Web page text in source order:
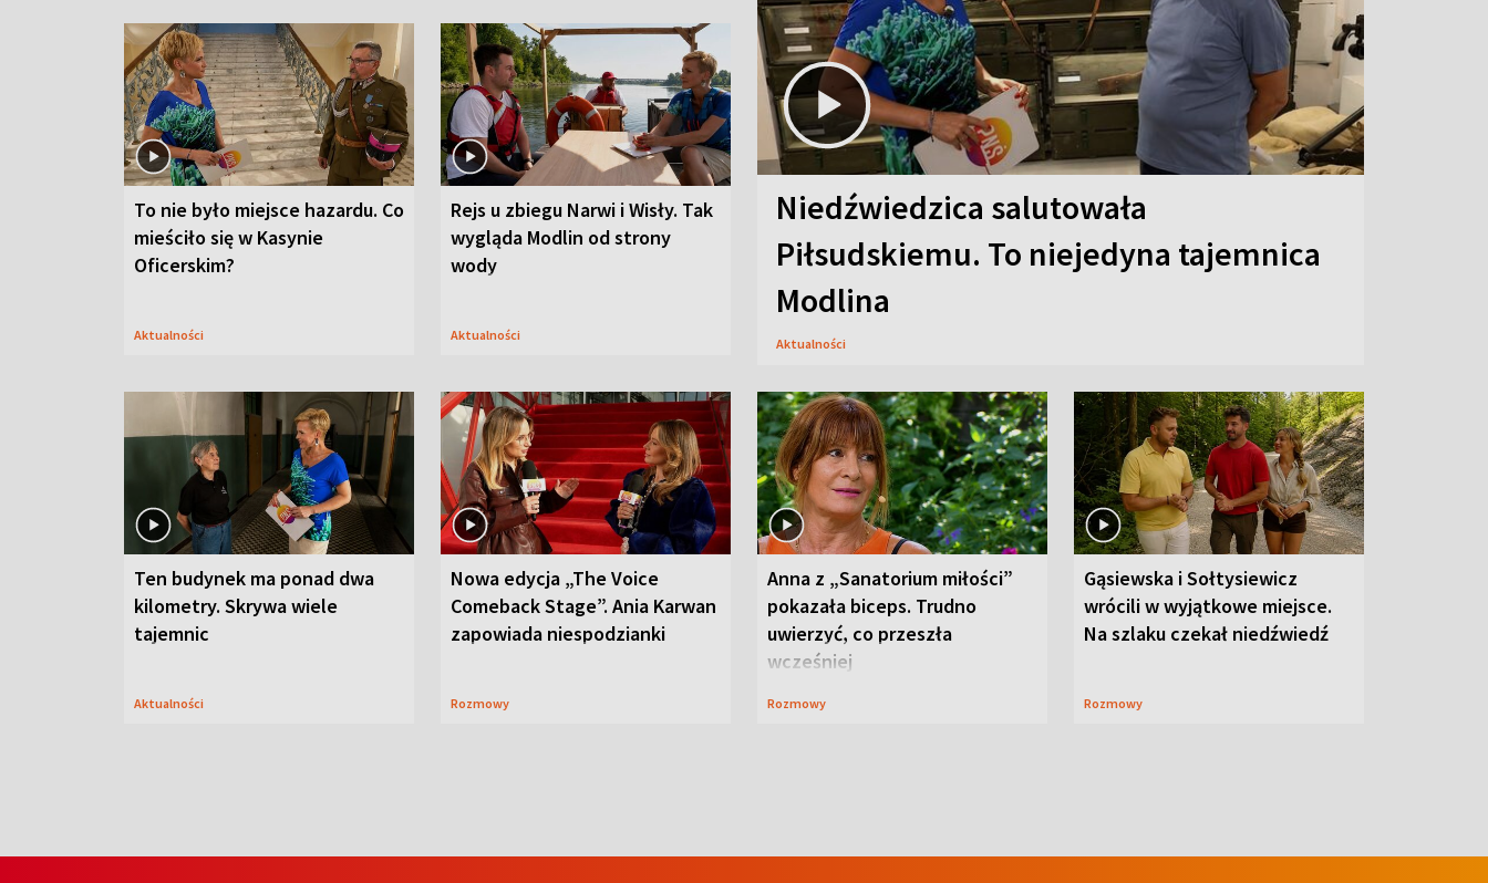
To nie było miejsce hazardu. Co
mieściło się w Kasynie
Oficerskim?
Aktualności
Rejs u zbiegu Narwi i Wisły. Tak
wygląda Modlin od strony
wody
Aktualności
Niedźwiedzica salutowała
Piłsudskiemu. To niejedyna tajemnica
Modlina
Aktualności
Ten budynek ma ponad dwa
kilometry. Skrywa wiele
tajemnic
Aktualności
Nowa edycja „The Voice
Comeback Stage”. Ania Karwan
zapowiada niespodzianki
Rozmowy
Anna z „Sanatorium miłości”
pokazała biceps. Trudno
uwierzyć, co przeszła
wcześniej
Rozmowy
Gąsiewska i Sołtysiewicz
wrócili w wyjątkowe miejsce.
Na szlaku czekał niedźwiedź
Rozmowy